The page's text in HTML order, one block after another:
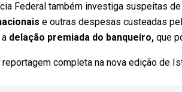
Federal também investiga suspeitas de
e outras despesas custeadas
delação premiada do banqueiro, que
reportagem completa na nova edição de